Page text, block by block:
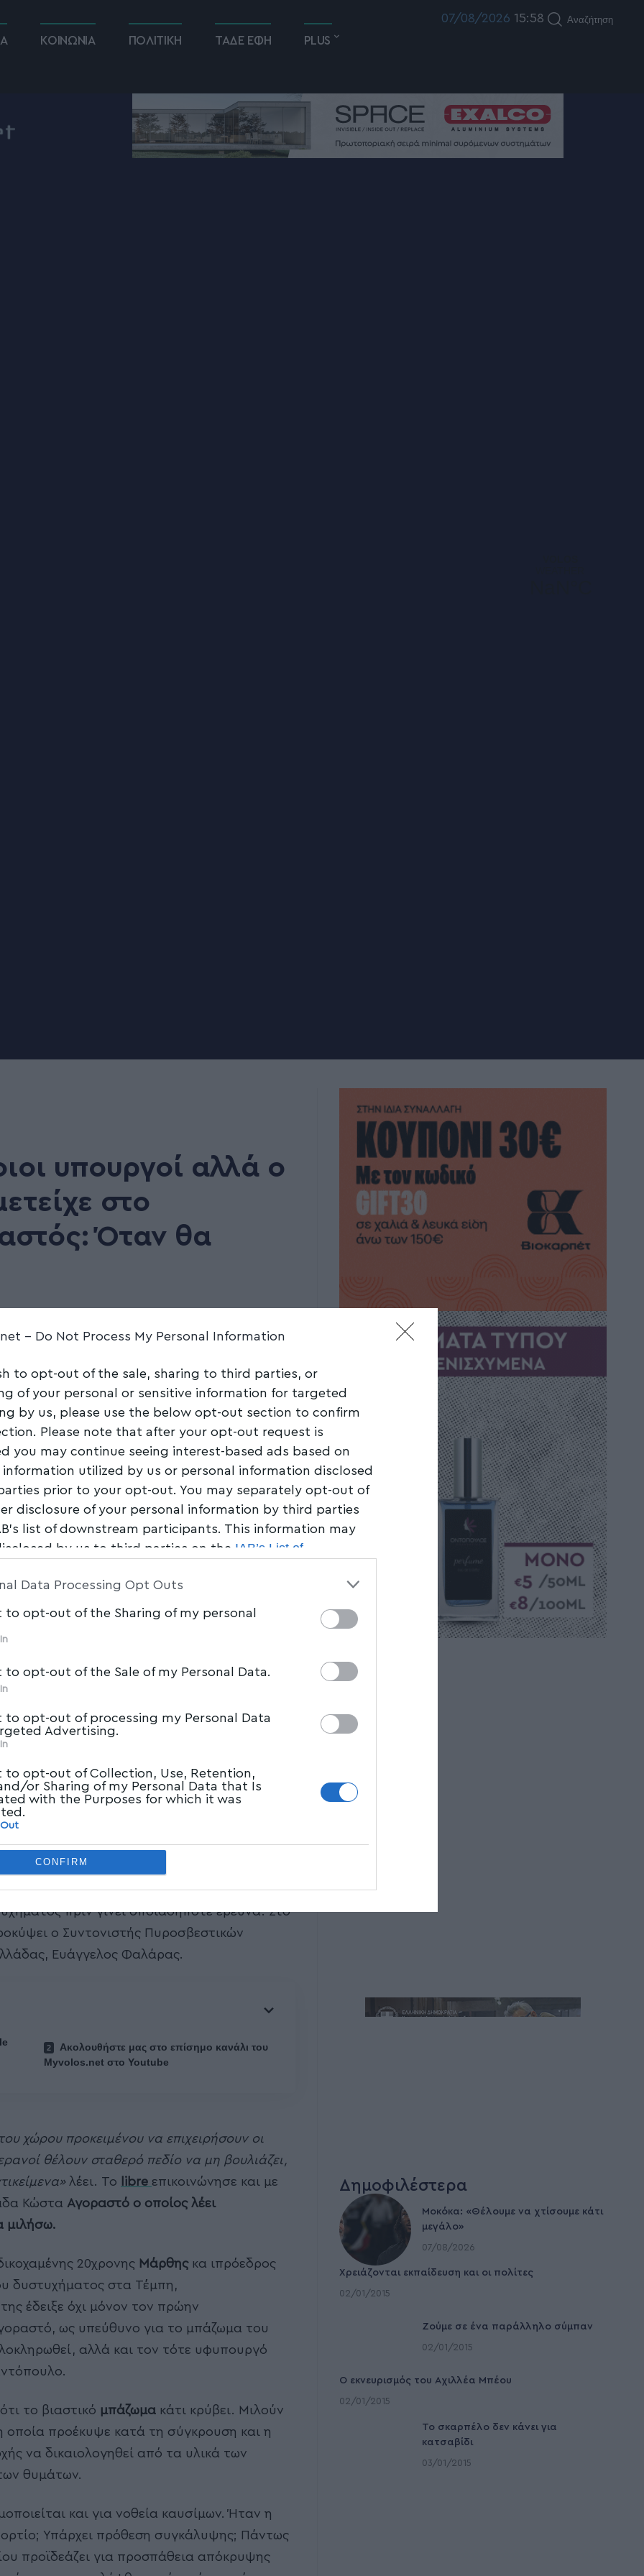
- Do Not Process My Personal Information
to opt-out of the sale, sharing to third parties, or
of your personal or sensitive information for targeted
by us, please use the below opt-out section to confirm
Please note that after your opt-out request is
you may continue seeing interest-based ads based on
information utilized by us or personal information disclosed
prior to your opt-out. You may separately opt-out of
disclosure of your personal information by third parties
list of downstream participants. This information may
by us to third parties on the IAB’s List of
Data Processing Opt Outs
to opt-out of the Sharing of my personal
to opt-out of the Sale of my Personal Data.
to opt-out of processing my Personal Data
Advertising.
to opt-out of Collection, Use, Retention,
or Sharing of my Personal Data that Is
with the Purposes for which it was
CONFIRM
ΚΟΙΝΩΝΙΑ ΠΟΛΙΤΙΚΗ ΤΑΔΕ ΕΦΗ PLUS
07/08/2026 15:58 Αναζήτηση
υπουργοί αλλά ο
στο
Όταν θα
το τελευταίο 24ωρο πάνω σε ένα
των Τεμπών, και άφησε πίσω του 57+1
ευθύνη για το μπάζωμα στα Τέμπη, ο
Προστασίας Χρήστος
καταγγελία της Μαρίας Καρυστιανού
πριν γίνει οποιαδήποτε έρευνα. Στο
ο Συντονιστής Πυροσβεστικών
Ευάγγελος Φαλάρας.
Ακολουθήστε μας στο επίσημο κανάλι του
Myvolos.net στο Youtube
χώρου προκειμένου να επιχειρήσουν οι
θέλουν σταθερό πεδίο να μη βουλιάζει,
λέει. Το libre επικοινώνησε και με
Κώστα Αγοραστό ο οποίος λέει
μιλήσω.
20χρονης Μάρθης κα ιπρόεδρος
δυστυχήματος στα Τέμπη,
έδειξε όχι μόνον τον πρώην
ως υπεύθυνο για το μπάζωμα του
αλλά και τον τότε υφυπουργό
το βιαστικό μπάζωμα κάτι κρύβει. Μιλούν
οποία προέκυψε κατά τη σύγκρουση και η
να δικαιολογηθεί από τα υλικά των
θυμάτων.
και για νοθεία καυσίμων. Ήταν η
Υπάρχει πρόθεση συγκάλυψης; Πάντως
προϊδεάζει για προσπάθεια απόκρυψης
Δημοφιλέστερα
Μοκόκα: «Θέλουμε να χτίσουμε κάτι
μεγάλο»
07/08/2026
Χρειάζονται εκπαίδευση και οι πολίτες
02/01/2015
Ζούμε σε ένα παράλληλο σύμπαν
02/01/2015
Ο εκνευρισμός του Αχιλλέα Μπέου
02/01/2015
To σκαρπέλο δεν κάνει για
κατσαβίδι
03/01/2015